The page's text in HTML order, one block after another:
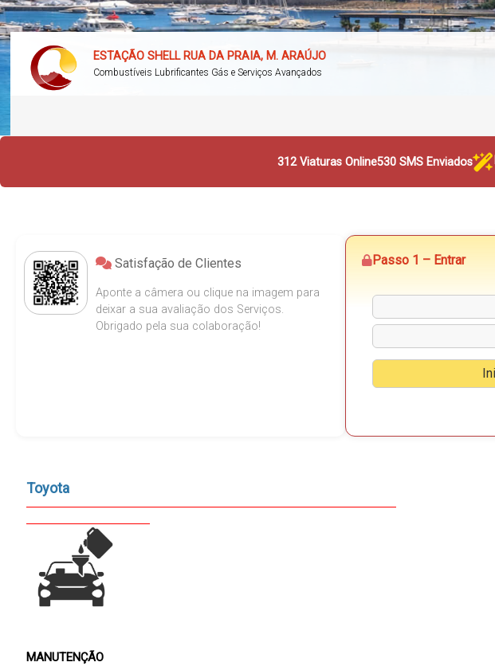
ESTAÇÃO SHELL RUA DA PRAIA, M. ARAÚJO
Combustíveis Lubrificantes Gás e Serviços Avançados
312 Viaturas Online530 SMS Enviados
Satisfação de Clientes
Aponte a câmera ou clique na imagem para
deixar a sua avaliação dos Serviços.
Obrigado pela sua colaboração!
Passo 1 – Entrar
Toyota
MANUTENÇÃO